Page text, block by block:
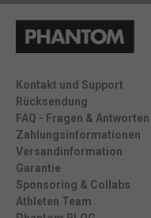
Kontakt und Support
Rücksendung
FAQ - Fragen & Antworten
Zahlungsinformationen
Versandinformation
Garantie
Sponsoring & Collabs
Athleten Team